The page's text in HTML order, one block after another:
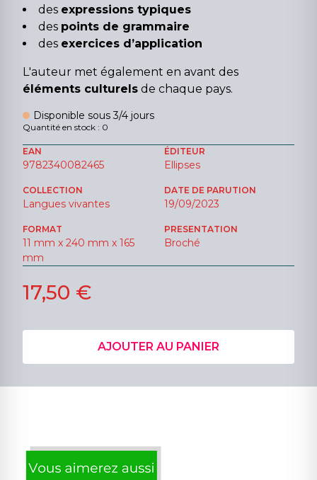
des expressions typiques
des points de grammaire
des exercices d’application
L'auteur met également en avant des
éléments culturels de chaque pays.
Disponible sous 3/4 jours
Quantité en stock : 0
EAN
9782340082465
ÉDITEUR
Ellipses
COLLECTION
Langues vivantes
DATE DE PARUTION
19/09/2023
FORMAT
11 mm x 240 mm x 165
mm
PRESENTATION
Broché
17,50 €
AJOUTER AU PANIER